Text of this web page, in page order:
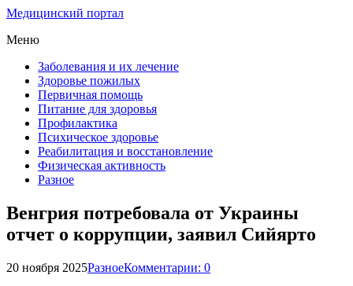
Медицинский портал
Меню
Заболевания и их лечение
Здоровье пожилых
Первичная помощь
Питание для здоровья
Профилактика
Психическое здоровье
Реабилитация и восстановление
Физическая активность
Разное
Венгрия потребовала от Украины
отчет о коррупции, заявил Сийярто
20 ноября 2025РазноеКомментарии: 0